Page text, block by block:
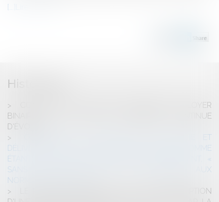
Historique
CONDITIONS DE FIXATION JUDICIAIRE D'UN LOYER
BINAIRE : LA COUR DE CASSATION CONTINUE
D'ÉVOLUER
OBLIGATION DE DÉLIVRANCE CONFORME ET
DÉLIVRANCE D’UN BIEN IMMOBILIER DÉCLARÉ COMME
ÉTANT RACCORDÉ AU RÉSEAU D’ASSAINISSEMENT, «
SANS AUCUNE GARANTIE DE CONFORMITÉ AUX
NORMES EN VIGUEUR »
LE POINT DE DÉPART DU DÉLAI DE PRESCRIPTION